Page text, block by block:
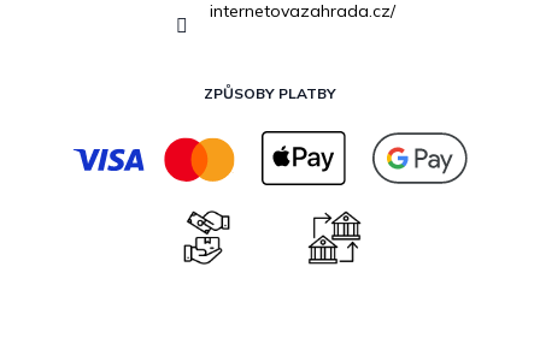
internetovazahrada.cz/
ZPŮSOBY PLATBY